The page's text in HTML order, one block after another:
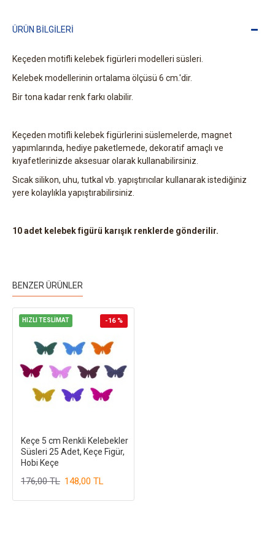
ÜRÜN BILGILERI
Keçeden motifli kelebek figürleri modelleri süsleri.
Kelebek modellerinin ortalama ölçüsü 6 cm.'dir.
Bir tona kadar renk farkı olabilir.
Keçeden motifli kelebek figürlerini süslemelerde, magnet
yapımlarında, hediye paketlemede, dekoratif amaçlı ve
kıyafetlerinizde aksesuar olarak kullanabilirsiniz.
Sıcak silikon, uhu, tutkal vb. yapıştırıcılar kullanarak istediğiniz
yere kolaylıkla yapıştırabilirsiniz.
10 adet kelebek figürü karışık renklerde gönderilir.
BENZER ÜRÜNLER
HIZLI TESLİMAT -16 %
Keçe 5 cm Renkli Kelebekler
Süsleri 25 Adet, Keçe Figür,
Hobi Keçe
148,00 TL
176,00 TL